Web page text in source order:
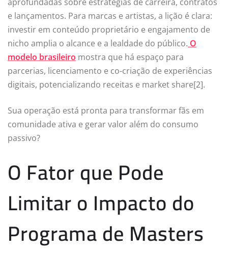
e lançamentos. Para marcas e artistas, a lição é clara:
investir em conteúdo proprietário e engajamento de
nicho amplia o alcance e a lealdade do público. O
modelo brasileiro mostra que há espaço para
parcerias, licenciamento e co-criação de experiências
digitais, potencializando receitas e market share[2].
Sua operação está pronta para transformar fãs em
comunidade ativa e gerar valor além do consumo
passivo?
O Fator que Pode
Limitar o Impacto do
Programa de Masters